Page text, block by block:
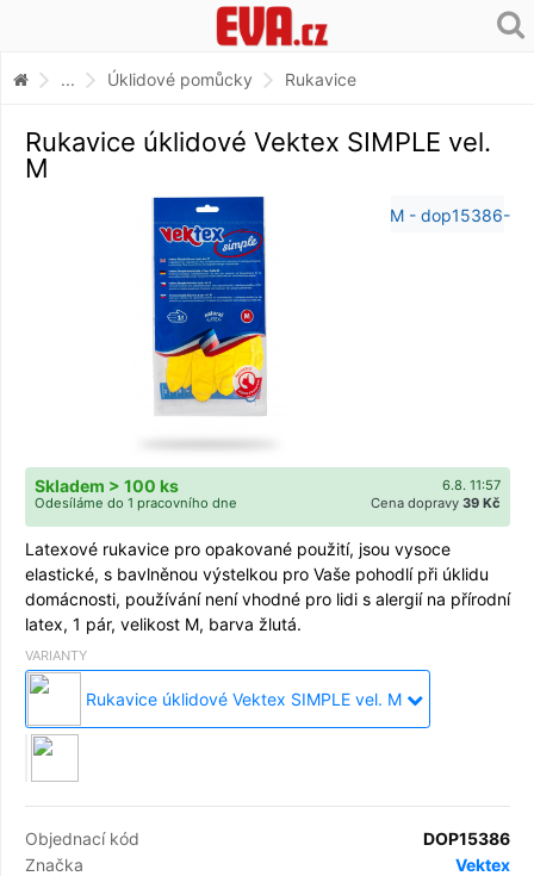
... Úklidové pomůcky Rukavice
Rukavice úklidové Vektex SIMPLE vel.
M
6.8. 11:57
Skladem > 100 ks
Cena dopravy 39 Kč
Odesíláme do 1 pracovního dne
Latexové rukavice pro opakované použití, jsou vysoce
elastické, s bavlněnou výstelkou pro Vaše pohodlí při úklidu
domácnosti, používání není vhodné pro lidi s alergií na přírodní
latex, 1 pár, velikost M, barva žlutá.
VARIANTY
Rukavice úklidové Vektex SIMPLE vel. M
Objednací kód
DOP15386
Značka
Vektex